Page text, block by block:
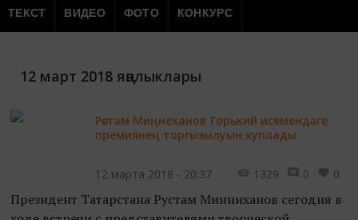
ТЕКСТ ВИДЕО ФОТО КОНКУРС
12 март 2018 яңалыклары
Рөстәм Миңнеханов Горький исемендәге
премиянең торгызылуын хуплады
12 марта 2018 - 20:37 1329 0 0
Президент Татарстана Рустам Минниханов сегодня в